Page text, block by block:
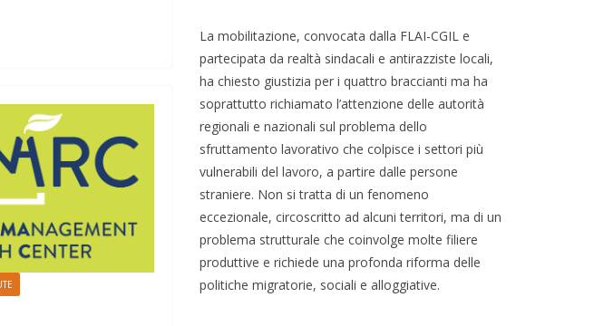
La mobilitazione, convocata dalla FLAI-CGIL e
partecipata da realtà sindacali e antirazziste locali,
ha chiesto giustizia per i quattro braccianti ma ha
soprattutto richiamato l’attenzione delle autorità
regionali e nazionali sul problema dello
sfruttamento lavorativo che colpisce i settori più
vulnerabili del lavoro, a partire dalle persone
straniere. Non si tratta di un fenomeno
eccezionale, circoscritto ad alcuni territori, ma di un
problema strutturale che coinvolge molte filiere
produttive e richiede una profonda riforma delle
politiche migratorie, sociali e alloggiative.